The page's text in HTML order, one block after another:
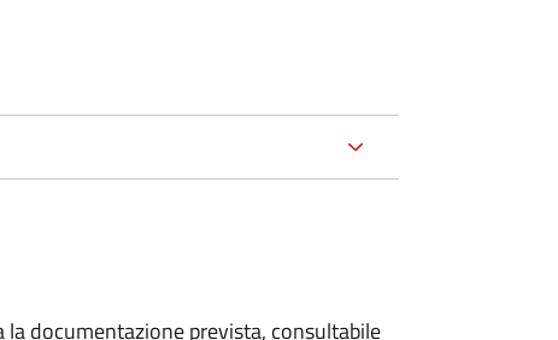
documentazione prevista, consultabile